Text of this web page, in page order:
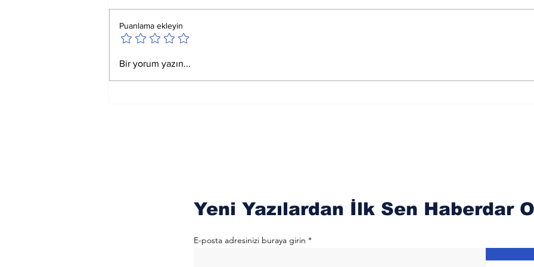
Satürn Koç Birinci
Derecedeyken
Okunacak Esmalar
Puanlama ekleyin
Bir yorum yazın...
Yeni Yazılardan İlk Sen Haberdar
E-posta adresinizi buraya girin